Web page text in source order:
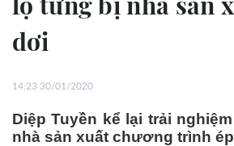
dơi
14:23 30/01/2020
Diệp Tuyền kể lại trải
nhà sản xuất chương trình